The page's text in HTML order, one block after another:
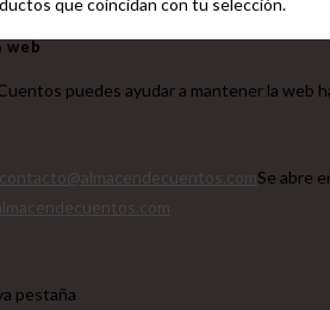
web
puedes ayudar a mantener la web
Se abre
pestaña